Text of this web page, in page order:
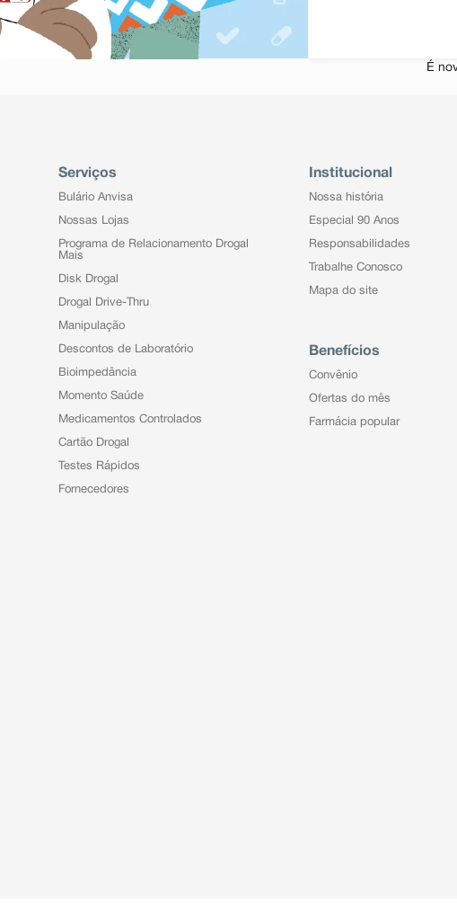
Serviços
Bulário Anvisa
Nossas Lojas
Programa de Relacionamento Drogal
Mais
Disk Drogal
Drogal Drive-Thru
Manipulação
Descontos de Laboratório
Bioimpedância
Momento Saúde
Medicamentos Controlados
Cartão Drogal
Testes Rápidos
Fornecedores
Institucional
Nossa história
Especial 90 Anos
Responsabilidades
Trabalhe Conosco
Mapa do site
Benefícios
Convênio
Ofertas do mês
Farmácia popular